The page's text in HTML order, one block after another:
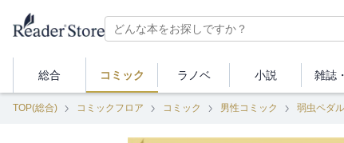
総合 コミック ラノベ 小説 雑誌・
TOP(総合) コミックフロア コミック 男性コミック 弱虫ペダル